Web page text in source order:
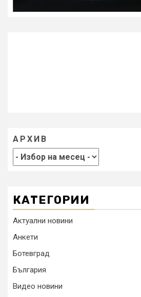
АРХИВ
КАТЕГОРИИ
Актуални новини
Анкети
Ботевград
България
Видео новини